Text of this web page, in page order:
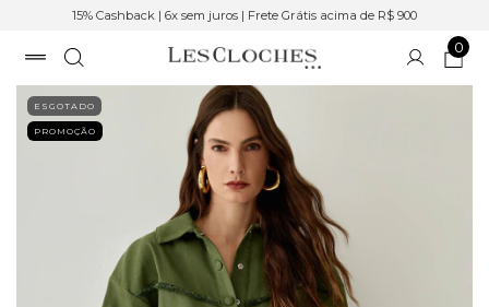
15% Cashback | 6x sem juros | Frete Grátis acima de R$ 900
0
ESGOTADO
PROMOÇÃO